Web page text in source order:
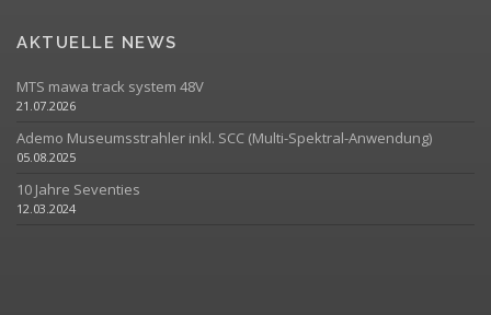
AKTUELLE NEWS
MTS mawa track system 48V
21.07.2026
Ademo Museumsstrahler inkl. SCC (Multi-Spektral-Anwendung)
05.08.2025
10 Jahre Seventies
12.03.2024